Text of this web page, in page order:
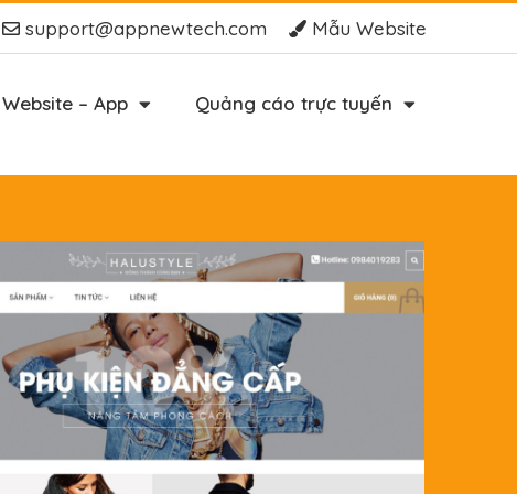
support@appnewtech.com Mẫu Website
Website – App Quảng cáo trực tuyến